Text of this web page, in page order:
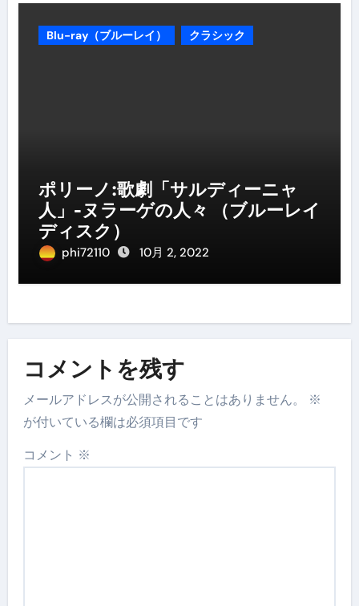
Blu-ray（ブルーレイ） クラシック
ポリーノ:歌劇「サルディーニャ
人」-ヌラーゲの人々 （ブルーレイ
ディスク）
phi72110 10月 2, 2022
コメントを残す
メールアドレスが公開されることはありません。
※
が付いている欄は必須項目です
コメント ※